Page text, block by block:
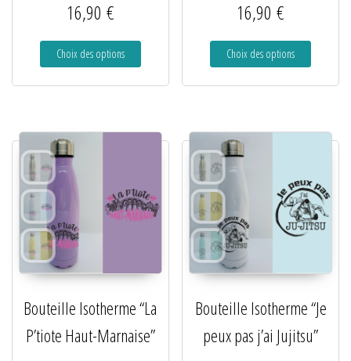
16,90 €
Choix des options
16,90€
Choix des options
Bouteille Isotherme “La
P’tiote Haut-Marnaise”
Bouteille Isotherme “Je
peux pas j’ai Jujitsu”